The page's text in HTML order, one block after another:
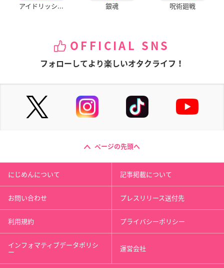
アイドリッシ... 銀魂 呪術廻戦
OFFICIAL SNS
フォローしてより楽しいオタクライフ！
ページの先頭へ
にじめんについて 記事掲載について
お問い合わせ プレスリリース送付先
利用規約 プライバシーポリシー
インフォマティブデータポリシ
ー 運営会社